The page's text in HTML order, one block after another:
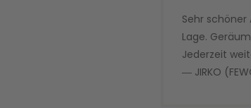
Sehr
Lage.
Jederzeit
― JIRKO